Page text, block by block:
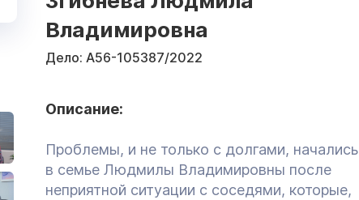
Владимировна
Дело: А56-105387/2022
Описание:
Проблемы, и не только с долгами, начались
в семье Людмилы Владимировны после
неприятной ситуации с соседями, которые,